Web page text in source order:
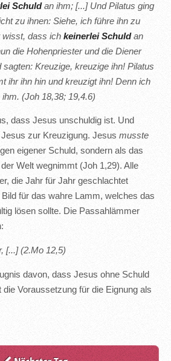
Schuldan ihm; [...] Und Pilatus ging
zu ihnen: Siehe, ich führe ihn zu
wisst, dass ich keinerlei Schuldan
die Hohenpriester und die Diener
Kreuzige, kreuzige ihn! Pilatus
ihr ihn hin und kreuzigt ihn! Denn ich
(Joh 18,38; 19,4.6)
dass Jesus unschuldig ist. Und
Jesus zur Kreuzigung. Jesus musste
eigener Schuld, sondern als das
Welt wegnimmt (Joh 1,29). Alle
die Jahr für Jahr geschlachtet
für das wahre Lamm, welches das
lösen sollte. Die Passahlämmer
[...] (2.Mo 12,5)
davon, dass Jesus ohne Schuld
Voraussetzung für die Eignung als